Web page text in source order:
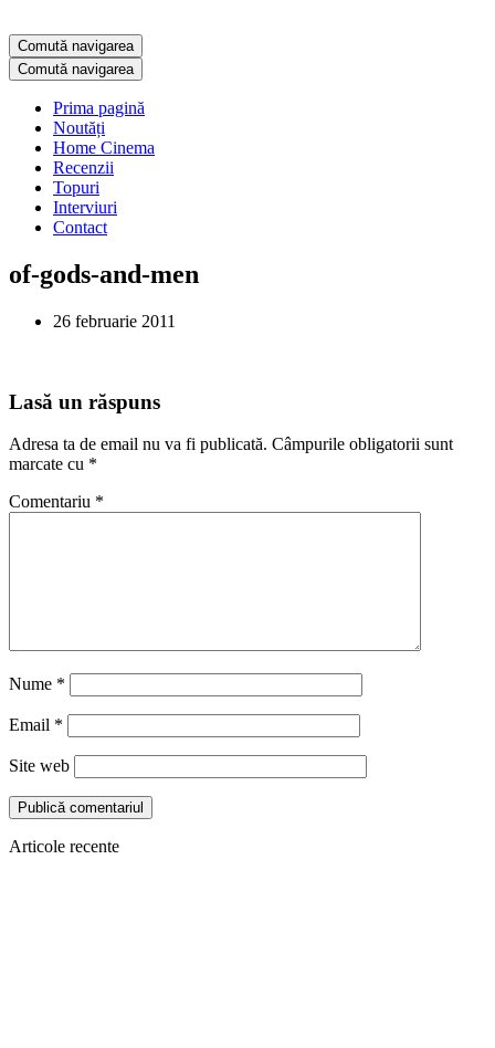
Comută navigarea
Comută navigarea
Prima pagină
Noutăți
Home Cinema
Recenzii
Topuri
Interviuri
Contact
of-gods-and-men
26 februarie 2011
Lasă un răspuns
Adresa ta de email nu va fi publicată. Câmpurile obligatorii sunt
marcate cu *
Comentariu *
Nume *
Email *
Site web
Articole recente